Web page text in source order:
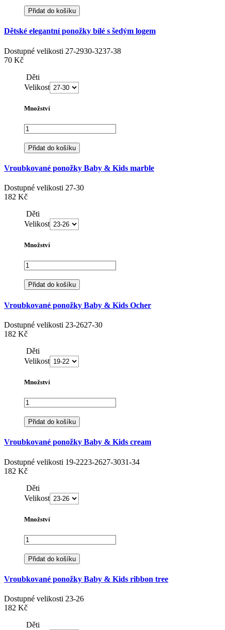
Přidat do košíku
Dětské elegantní ponožky bílé s šedým logem
Dostupné velikosti 27-2930-3237-38
70 Kč
Děti
Velikost
Množství
Přidat do košíku
Vroubkované ponožky Baby & Kids marble
Dostupné velikosti 27-30
182 Kč
Děti
Velikost
Množství
Přidat do košíku
Vroubkované ponožky Baby & Kids Ocher
Dostupné velikosti 23-2627-30
182 Kč
Děti
Velikost
Množství
Přidat do košíku
Vroubkované ponožky Baby & Kids cream
Dostupné velikosti 19-2223-2627-3031-34
182 Kč
Děti
Velikost
Množství
Přidat do košíku
Vroubkované ponožky Baby & Kids ribbon tree
Dostupné velikosti 23-26
182 Kč
Děti